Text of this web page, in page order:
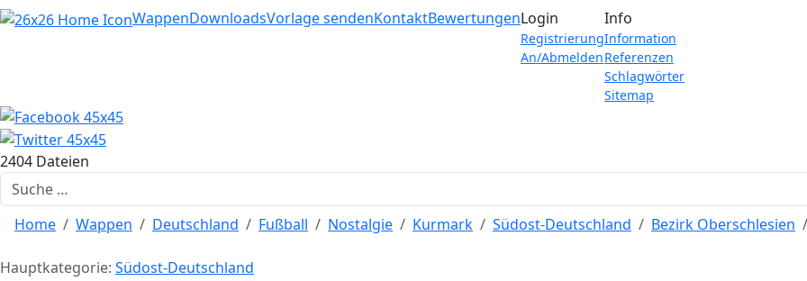
Home
WappenDownloadsVorlage sendenKontaktBewertungenLogin
Registrierung
An/Abmelden
Info
Information
Referenzen
Schlagwörter
Sitemap
2404 Dateien
Suchen
Home Wappen Deutschland Fußball Nostalgie Kurmark Südost-Deutschland Bezirk Oberschlesien
Hauptkategorie: Südost-Deutschland